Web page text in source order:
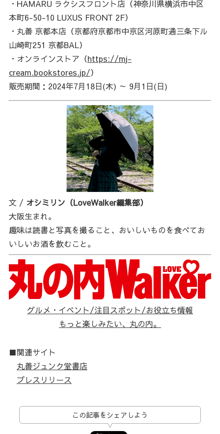
・HAMARU ラクシスフロント店（神奈川県横浜市中区
本町6-50-10 LUXUS FRONT 2F）
・丸善 京都本店（京都府京都市中京区河原町通三条下ル
山崎町251 京都BAL）
・オンラインストア（https://mj-
cream.bookstores.jp/）
販売期間：2024年7月18日(木) ～ 9月1日(日)
文 / オシミリン（LoveWalker編集部）
大阪生まれ。
趣味は読書と写真を撮ること、おいしいものを食べてお
いしいお酒を飲むこと。
グルメ・イベント/注目スポット/お役立ち情報
もっと楽しみたい、丸の内。
■関連サイト
丸善ジュンク堂書店
プレスリリース
この記事をシェアしよう